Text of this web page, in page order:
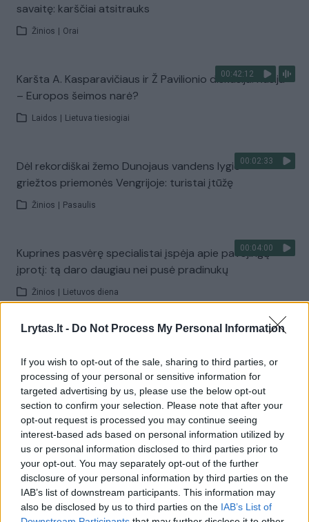
Lrytas.lt - Do Not Process My Personal Information
If you wish to opt-out of the sale, sharing to third parties, or
processing of your personal or sensitive information for
targeted advertising by us, please use the below opt-out
section to confirm your selection. Please note that after your
opt-out request is processed you may continue seeing
interest-based ads based on personal information utilized by
us or personal information disclosed to third parties prior to
your opt-out. You may separately opt-out of the further
disclosure of your personal information by third parties on the
IAB’s list of downstream participants. This information may
also be disclosed by us to third parties on the IAB’s List of
savaitę: karščiai atsitrauks
Žinios Orai
00:42:12
Karšta A. Kasparavičiaus ir Ž Pavilionio diskusija: Rusija
– Europos šeimos narė?
Laidos Lietuva tiesiogiai
00:02:33
Dėl rekordiškai žemo Dunojaus vandens lygio –
griežtos priemonės Vengrijoje: turistai įtūžę
Žinios Pasaulis
00:04:00
Kuprines pasvėrę specialistai įspėja apie pavojingą
įprotį: tą daro daugiau nei pusė pradinukų
Žinios Lietuvos diena
Visi įrašai
Žiūrimiausi įrašai
00:00:30
Vaizdai iš tragiškos avarijos Vilniaus r.: dviejų moterų ir
vaiko gyvybių išgelbėti nepavyko
Žinios Lietuvos diena